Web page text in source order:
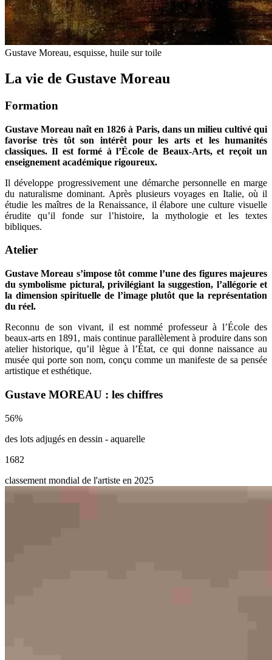
Gustave Moreau, esquisse, huile sur toile
La vie de Gustave Moreau
Formation
Gustave Moreau naît en 1826 à Paris, dans un milieu cultivé qui
favorise très tôt son intérêt pour les arts et les humanités
classiques. Il est formé à l’École de Beaux-Arts, et reçoit un
enseignement académique rigoureux.
Il développe progressivement une démarche personnelle en marge
du naturalisme dominant. Après plusieurs voyages en Italie, où il
étudie les maîtres de la Renaissance, il élabore une culture visuelle
érudite qu’il fonde sur l’histoire, la mythologie et les textes
bibliques.
Atelier
Gustave Moreau s’impose tôt comme l’une des figures majeures
du symbolisme pictural, privilégiant la suggestion, l’allégorie et
la dimension spirituelle de l’image plutôt que la représentation
du réel.
Reconnu de son vivant, il est nommé professeur à l’École des
beaux-arts en 1891, mais continue parallèlement à produire dans son
atelier historique, qu’il lègue à l’État, ce qui donne naissance au
musée qui porte son nom, conçu comme un manifeste de sa pensée
artistique et esthétique.
Gustave MOREAU : les chiffres
56%
des lots adjugés en dessin - aquarelle
1682
classement mondial de l'artiste en 2025